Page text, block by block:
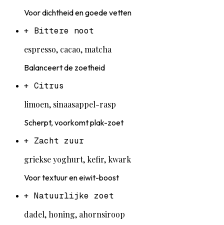
Voor dichtheid en goede vetten
+ Bittere noot
espresso, cacao, matcha
Balanceert de zoetheid
+ Citrus
limoen, sinaasappel-rasp
Scherpt, voorkomt plak-zoet
+ Zacht zuur
griekse yoghurt, kefir, kwark
Voor textuur en eiwit-boost
+ Natuurlijke zoet
dadel, honing, ahornsiroop